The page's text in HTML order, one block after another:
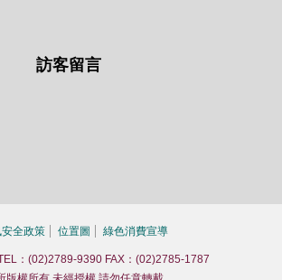
訪客留言
安全政策 位置圖 綠色消費宣導
：(02)2789-9390 FAX：(02)2785-1787